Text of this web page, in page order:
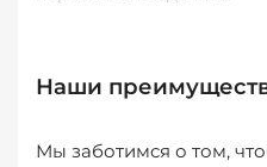
Наши
Мы заботимся о том,